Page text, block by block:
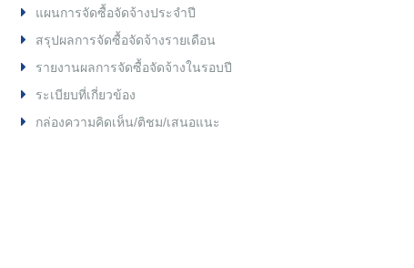
แผนการจัดซื้อจัดจ้างประจำปี
สรุปผลการจัดซื้อจัดจ้างรายเดือน
รายงานผลการจัดซื้อจัดจ้างในรอบปี
ระเบียบที่เกี่ยวข้อง
กล่องความคิดเห็น/ติชม/เสนอแนะ